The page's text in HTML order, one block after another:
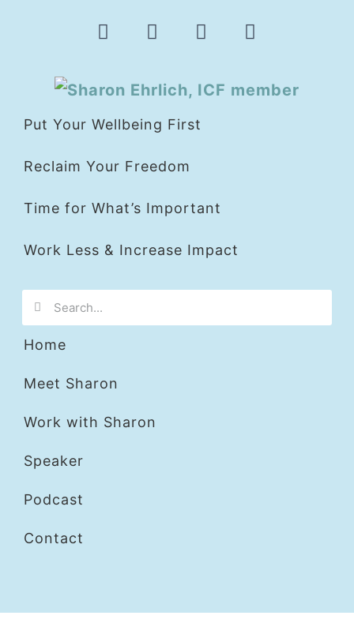
Put Your Wellbeing First
Reclaim Your Freedom
Time for What’s Important
Work Less & Increase Impact
Home
Meet Sharon
Work with Sharon
Speaker
Podcast
Contact